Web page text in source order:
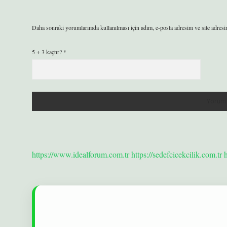
Daha sonraki yorumlarımda kullanılması için adım, e-posta adresim ve site
5 + 3 kaçtır? *
https://www.idealforum.com.trhttps://sedefcicekcilik.com.tr